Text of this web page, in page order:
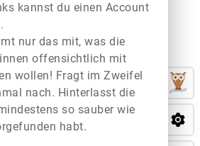
kannst du einen Account
nur das mit, was die
offensichtlich mit
wollen! Fragt im Zweifel
nach. Hinterlasst die
so sauber wie
habt.